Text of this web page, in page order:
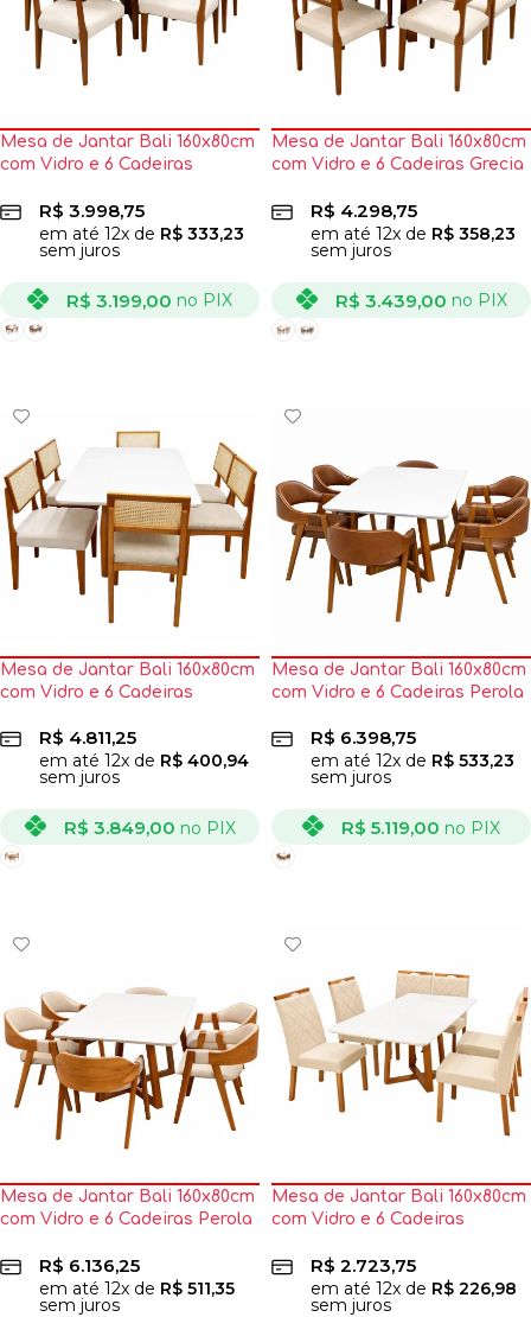
Mesa de Jantar Bali 160x80cm
com Vidro e 6 Cadeiras
Minas Plac
R$ 3.998,75
em até 12x de R$ 333,23
sem juros
R$ 3.199,00 no PIX
Mesa de Jantar Bali 160x80cm
com Vidro e 6 Cadeiras Grecia
R$ 4.298,75
em até 12x de R$ 358,23
sem juros
R$ 3.439,00 no PIX
Mesa de Jantar Bali 160x80cm
com Vidro e 6 Cadeiras
Minas Plac
R$ 4.811,25
em até 12x de R$ 400,94
sem juros
R$ 3.849,00 no PIX
Mesa de Jantar Bali 160x80cm
com Vidro e 6 Cadeiras Perola
R$ 6.398,75
em até 12x de R$ 533,23
sem juros
R$ 5.119,00 no PIX
Mesa de Jantar Bali 160x80cm
com Vidro e 6 Cadeiras Perola
R$ 6.136,25
em até 12x de R$ 511,35
sem juros
Mesa de Jantar Bali 160x80cm
com Vidro e 6 Cadeiras
Minas Plac
R$ 2.723,75
em até 12x de R$ 226,98
sem juros